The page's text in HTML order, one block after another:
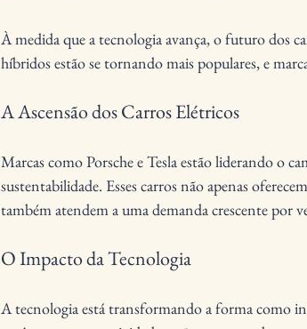
À medida que a tecnologia avança, o futuro dos
híbridos estão se tornando mais populares, e
A Ascensão dos Carros Elétricos
Marcas como Porsche e Tesla estão liderando o
sustentabilidade. Esses carros não apenas
também atendem a uma demanda crescente por
O Impacto da Tecnologia
A tecnologia está transformando a forma como